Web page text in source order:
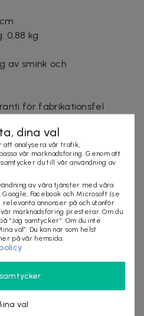
0,88 kg
av smink och
för fabrikationsfel
5238
KÖP
dina val
att analysera vår trafik,
vår marknadsföring. Genom att
du till vår användning av
av våra tjänster med våra
Facebook och Microsoft (se
annonser på och utanför
marknadsföring presterar. Om du
“Jag samtycker”. Om du inte
val”. Du kan när som helst
på vår hemsida.
val